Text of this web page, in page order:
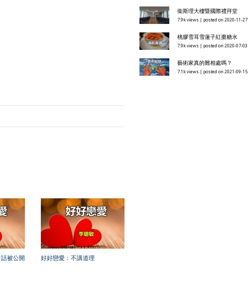
被公開 好好戀愛：不講道理
衞斯理大樓暨國際禮拜堂
7.9k views | posted on 2020-11-27
桃膠雪耳雪蓮子紅棗糖水
7.9k views | posted on 2020-07-03
藝術家真的難相處嗎？
7.1k views | posted on 2021-09-15